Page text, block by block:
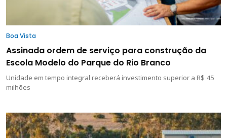
Boa Vista
Assinada ordem de serviço para construção da
Escola Modelo do Parque do Rio Branco
Unidade em tempo integral receberá investimento superior a R$ 45
milhões